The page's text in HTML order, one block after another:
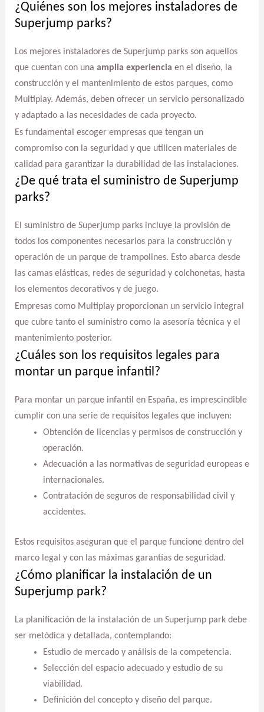
¿Quiénes son los mejores instaladores de
Superjump parks?
Los mejores instaladores de Superjump parks son aquellos
que cuentan con una amplia experiencia en el diseño, la
construcción y el mantenimiento de estos parques, como
Multiplay. Además, deben ofrecer un servicio personalizado
y adaptado a las necesidades de cada proyecto.
Es fundamental escoger empresas que tengan un
compromiso con la seguridad y que utilicen materiales de
calidad para garantizar la durabilidad de las instalaciones.
¿De qué trata el suministro de Superjump
parks?
El suministro de Superjump parks incluye la provisión de
todos los componentes necesarios para la construcción y
operación de un parque de trampolines. Esto abarca desde
las camas elásticas, redes de seguridad y colchonetas, hasta
los elementos decorativos y de juego.
Empresas como Multiplay proporcionan un servicio integral
que cubre tanto el suministro como la asesoría técnica y el
mantenimiento posterior.
¿Cuáles son los requisitos legales para
montar un parque infantil?
Para montar un parque infantil en España, es imprescindible
cumplir con una serie de requisitos legales que incluyen:
Obtención de licencias y permisos de construcción y
operación.
Adecuación a las normativas de seguridad europeas e
internacionales.
Contratación de seguros de responsabilidad civil y
accidentes.
Estos requisitos aseguran que el parque funcione dentro del
marco legal y con las máximas garantías de seguridad.
¿Cómo planificar la instalación de un
Superjump park?
La planificación de la instalación de un Superjump park debe
ser metódica y detallada, contemplando:
Estudio de mercado y análisis de la competencia.
Selección del espacio adecuado y estudio de su
viabilidad.
Definición del concepto y diseño del parque.